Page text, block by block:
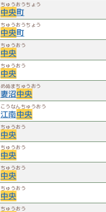
ちゅうおうちょう
中央町
ちゅうおうちょう
中央町
ちゅうおう
中央
ちゅうおう
中央
めぬまちゅうおう
妻沼中央
こうなんちゅうおう
江南中央
ちゅうおう
中央
ちゅうおう
中央
ちゅうおう
中央
ちゅうおう
中央
ちゅうおう